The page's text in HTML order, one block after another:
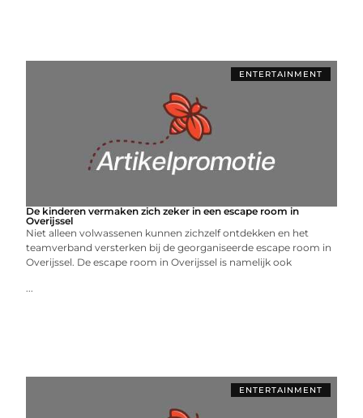
ENTERTAINMENT
De kinderen vermaken zich zeker in een escape room in
Overijssel
Niet alleen volwassenen kunnen zichzelf ontdekken en het
teamverband versterken bij de georganiseerde escape room in
Overijssel. De escape room in Overijssel is namelijk ook
...
ENTERTAINMENT